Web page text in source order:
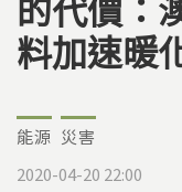
料加速暖
能源 災害
2020-04-20 22:00